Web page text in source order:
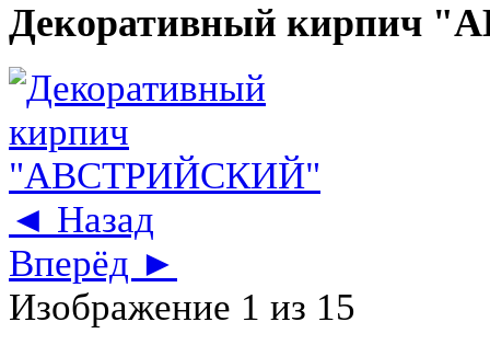
Декоративный кирпич
◄ Назад
Вперёд ►
Изображение 1 из 15